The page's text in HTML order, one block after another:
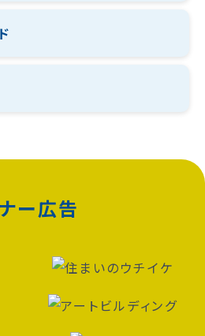
ー広告